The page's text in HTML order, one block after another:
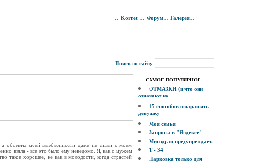
:: Kornet :: Форум:: Галерея::
Поиск по сайту
объекты моей влюбленности даже не знали о моем
взяла - все это было ему неведомо. Я, как с мужем
такое хорошее, не как в молодости, когда страстей
САМОЕ ПОПУЛЯРНОЕ
ОТМАЗКИ (и что они
означают на ...
15 способов ошарашить
девушку
Моя семья
Запросы в "Яндексе"
Минздрав предупреждает.
Т - 34
Парковка только для